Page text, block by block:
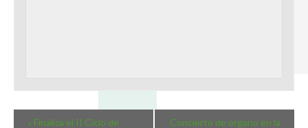
« Finaliza el II Ciclo de
Concierto de órgano en la